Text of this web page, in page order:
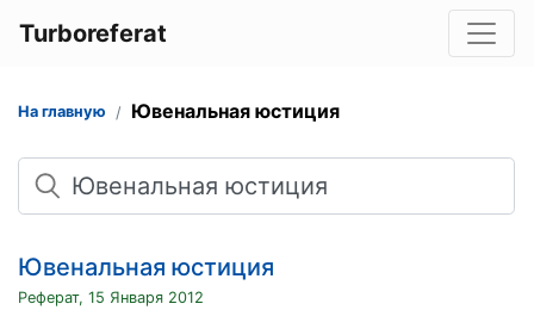
Turboreferat
На главную Ювенальная юстиция
Поиск
Ювенальная юстиция
Реферат, 15 Января 2012